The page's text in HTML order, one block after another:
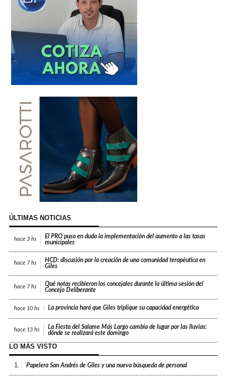
ÚLTIMAS NOTICIAS
hace 3 hs
El PRO puso en duda la implementación del aumento a las tasas
municipales
hace 7 hs
HCD: discusión por la creación de una comunidad terapéutica en
Giles
hace 7 hs
Qué notas recibieron los concejales durante la última sesión del
Concejo Deliberante
hace 10 hs La provincia hará que Giles triplique su capacidad energética
hace 13 hs
La Fiesta del Salame Más Largo cambia de lugar por las lluvias:
dónde se realizará este domingo
LO MÁS VISTO
1. Papelera San Andrés de Giles y una nueva búsqueda de personal